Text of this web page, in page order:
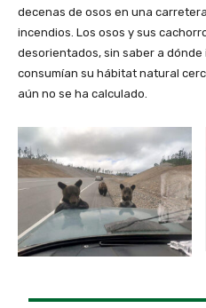
decenas de osos en una
incendios. Los osos y sus
desorientados, sin saber a
consumían su hábitat natural
aún no se ha calculado.